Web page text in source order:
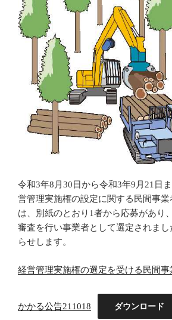
令和3年8月30日から令和3年9月21日
営管理実施権の設定に関する民間事業
は、別紙のとおり1者から応募があり
審査を行い事業者として選定されま
らせします。
経営管理実施権の選定を受ける民間事
かかる公告211018 ダウンロード